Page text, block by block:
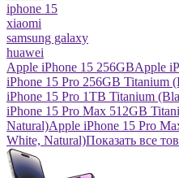
iphone 15
xiaomi
samsung galaxy
huawei
Apple iPhone 15 256GBApple
iPhone 15 Pro 256GB Titanium
iPhone 15 Pro 1TB Titanium
iPhone 15 Pro Max 512GB
Natural)Apple iPhone 15 Pro
White, Natural)Показать все